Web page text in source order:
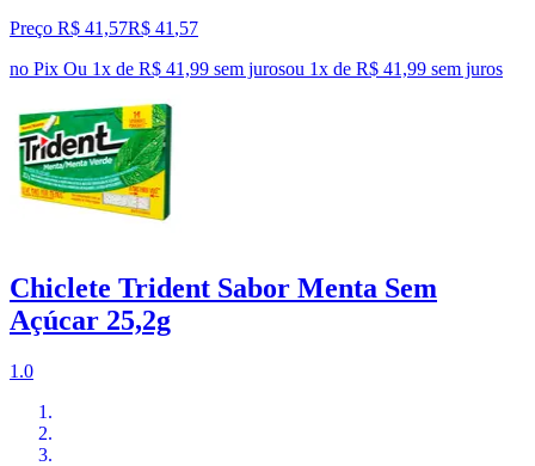
Preço R$ 41,57R$ 41 ,57
no Pix Ou 1x de R$ 41,99 sem jurosou 1x de R$ 41,99 sem juros
Chiclete Trident Sabor Menta Sem
Açúcar 25,2g
1.0